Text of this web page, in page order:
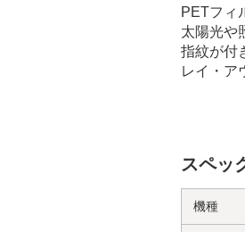
PETフィ
太陽光や
指紋が付
レイ・ア
スペッ
機種